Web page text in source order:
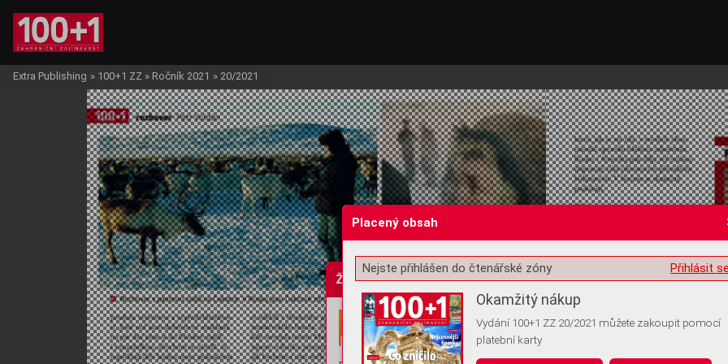
Žádost o souhlas s ukládáním volitelných informací
Extra Publishing » 100+1 ZZ » Ročník 2021 » 20/2021
Placený obsah
Přihlásit
Nejste přihlášen do čtenářské zóny
Okamžitý nákup
Vydání 100+1 ZZ 20/2021 můžete zakoupit pomocí
platební karty